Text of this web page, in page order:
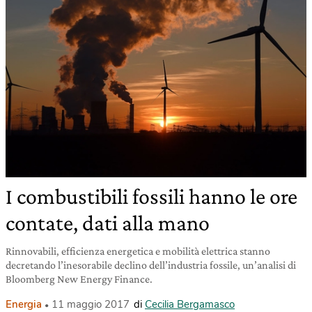
I combustibili fossili hanno le ore
contate, dati alla mano
Rinnovabili, efficienza energetica e mobilità elettrica stanno
decretando l’inesorabile declino dell’industria fossile, un’analisi di
Bloomberg New Energy Finance.
Energia 11 maggio 2017 di Cecilia Bergamasco